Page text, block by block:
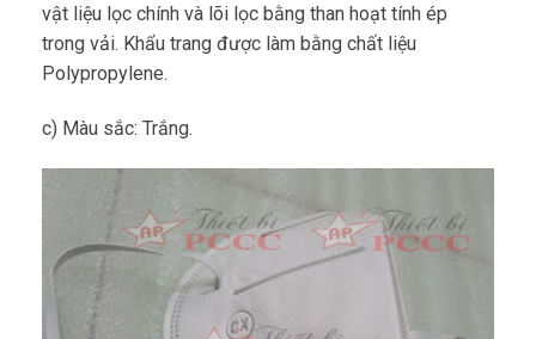
vật liệu lọc chính và lõi lọc bằng than hoạt tính ép
trong vải. Khẩu trang được làm bằng chất liệu
Polypropylene.
c) Màu sắc: Trắng.